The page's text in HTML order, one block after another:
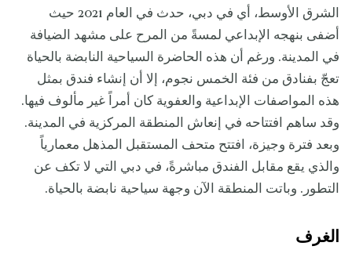
الشرق الأوسط، أي في دبي، حدث في العام 2021 حيث
أضفى بنهجه الإبداعي لمسةً من المرح على مشهد الضيافة
في المدينة. ورغم أن هذه الحاضرة السياحية النابضة بالحياة
تعجّ بفنادق من فئة الخمس نجوم، إلا أن إنشاء فندق بمثل
هذه المواصفات الإبداعية والعفوية كان أمراً غير مألوف فيها.
وقد ساهم افتتاحه في إنعاش المنطقة المركزية في المدينة.
وبعد فترة وجيزة، افتتح متحف المستقبل المذهل معمارياً
والذي يقع مقابل الفندق مباشرةً، في دبي التي لا تكف عن
التطور. وباتت المنطقة الآن وجهة سياحية نابضة بالحياة.
الغرف